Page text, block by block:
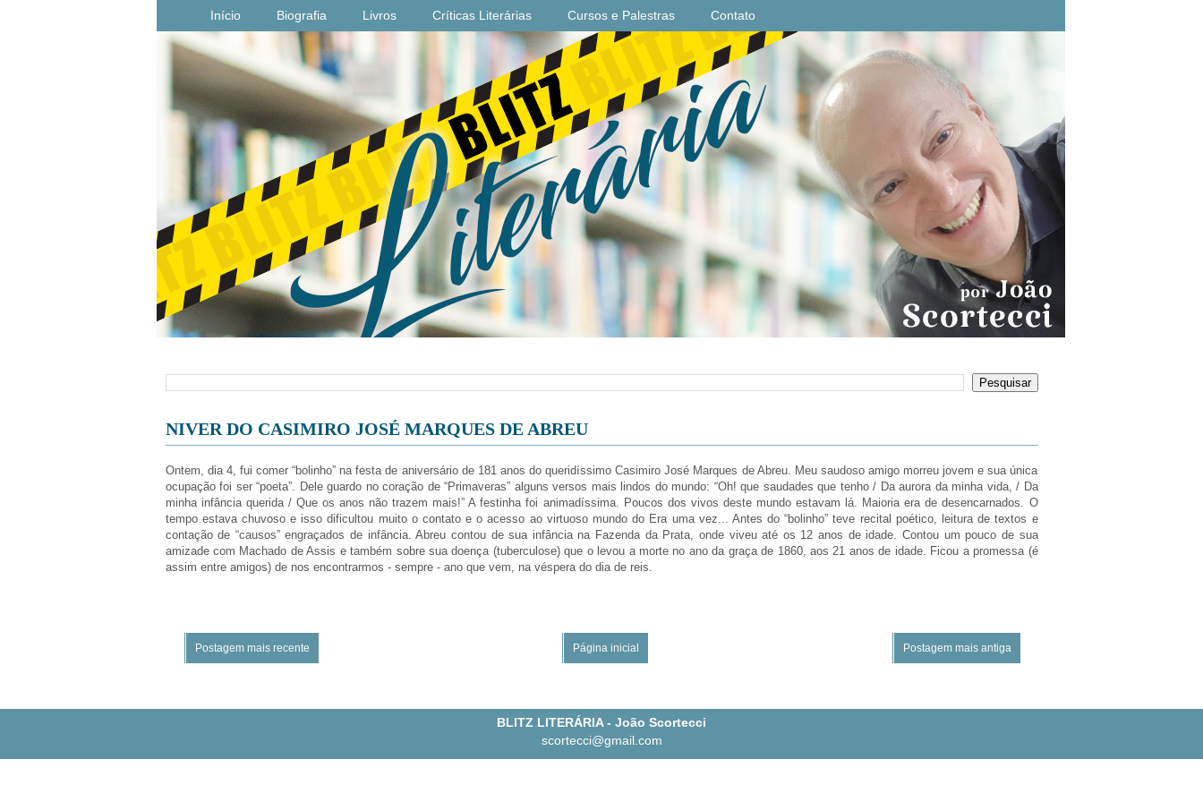
Início Biografia Livros Críticas Literárias Cursos e Palestras Contato
NIVER DO CASIMIRO JOSÉ MARQUES DE ABREU
Ontem, dia 4, fui comer “bolinho” na festa de aniversário de 181 anos do queridíssimo Casimiro José Marques de Abreu. Meu saudoso amigo morreu jovem e sua única
ocupação foi ser “poeta”. Dele guardo no coração de “Primaveras” alguns versos mais lindos do mundo: “Oh! que saudades que tenho / Da aurora da minha vida, / Da
minha infância querida / Que os anos não trazem mais!” A festinha foi animadíssima. Poucos dos vivos deste mundo estavam lá. Maioria era de desencarnados. O
tempo estava chuvoso e isso dificultou muito o contato e o acesso ao virtuoso mundo do Era uma vez... Antes do “bolinho” teve recital poético, leitura de textos e
contação de “causos” engraçados de infância. Abreu contou de sua infância na Fazenda da Prata, onde viveu até os 12 anos de idade. Contou um pouco de sua
amizade com Machado de Assis e também sobre sua doença (tuberculose) que o levou a morte no ano da graça de 1860, aos 21 anos de idade. Ficou a promessa (é
assim entre amigos) de nos encontrarmos - sempre - ano que vem, na véspera do dia de reis.
Postagem mais recente Postagem mais antiga
Página inicial
BLITZ LITERÁRIA - João Scortecci
scortecci@gmail.com